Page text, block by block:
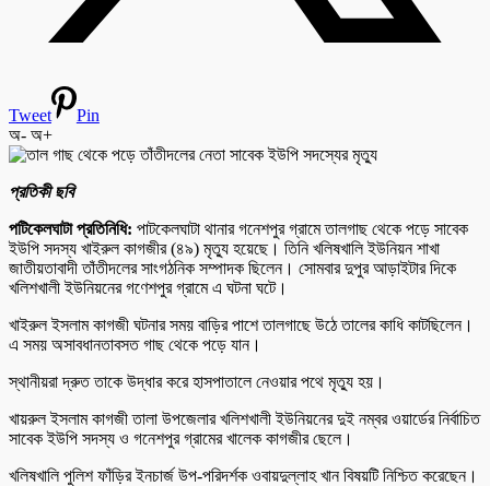
Tweet
Pin
অ- অ+
প্রতিকী ছবি
পটিকেলঘাটা প্রতিনিধি: পাটকেলঘাটা থানার গনেশপুর গ্রামে তালগাছ থেকে পড়ে সাবেক
ইউপি সদস্য খাইরুল কাগজীর (৪৯) মৃত্যু হয়েছে। তিনি খলিষখালি ইউনিয়ন শাখা
জাতীয়তাবাদী তাঁতীদলের সাংগঠনিক সম্পাদক ছিলেন। সোমবার দুপুর আড়াইটার দিকে
খলিশখালী ইউনিয়নের গণেশপুর গ্রামে এ ঘটনা ঘটে।
খাইরুল ইসলাম কাগজী ঘটনার সময় বাড়ির পাশে তালগাছে উঠে তালের কাধি কাটছিলেন।
এ সময় অসাবধানতাবসত গাছ থেকে পড়ে যান।
স্থানীয়রা দ্রুত তাকে উদ্ধার করে হাসপাতালে নেওয়ার পথে মৃত্যু হয়।
খায়রুল ইসলাম কাগজী তালা উপজেলার খলিশখালী ইউনিয়নের দুই নম্বর ওয়ার্ডের নির্বাচিত
সাবেক ইউপি সদস্য ও গনেশপুর গ্রামের খালেক কাগজীর ছেলে।
খলিষখালি পুলিশ ফাঁড়ির ইনচার্জ উপ-পরিদর্শক ওবায়দুল্লাহ খান বিষয়টি নিশ্চিত করেছেন।